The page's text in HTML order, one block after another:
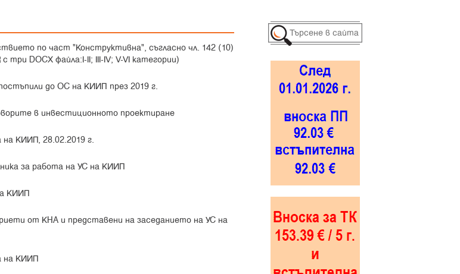
по част "Конструктивна", съгласно чл. 142 (10)
DOCX файла:I-II; III-IV; V-VI категории)
до ОС на КИИП през 2019 г.
в инвестиционното проектиране
КИИП, 28.02.2019 г.
за работа на УС на КИИП
КИИП
от КНА и представени на заседанието на УС на
на КИИП